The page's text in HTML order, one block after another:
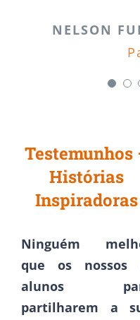
NELSON
FERNANDA
ERIKA
Testemunhos
Histórias
Inspiradoras
Ninguém
que os nossos
alunos
partilharem a